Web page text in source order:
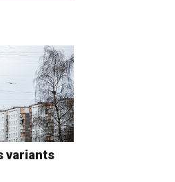
variants